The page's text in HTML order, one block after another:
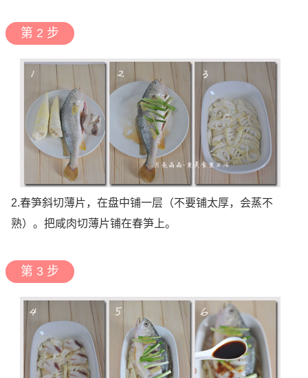
第 2 步
2.春笋斜切薄片，在盘中铺一层（不要铺太厚，会蒸不
熟）。把咸肉切薄片铺在春笋上。
第 3 步